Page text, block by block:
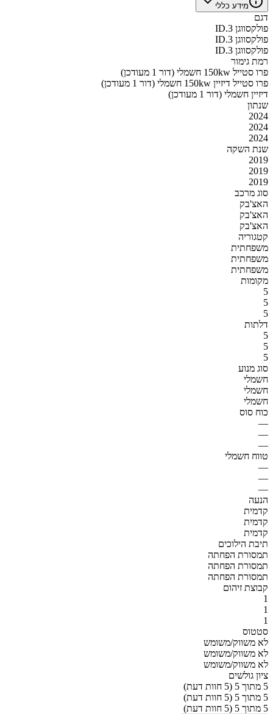
מידע כללי
דגם
פולקסווגן ID.3
פולקסווגן ID.3
פולקסווגן ID.3
רמת גימור
פרו סטייל 150kw חשמלי (דור 1 מעודכן)
פרו סטייל דיזיין 150kw חשמלי (דור 1 מעודכן)
דיזיין חשמלי (דור 1 מעודכן)
שנתון
2024
2024
2024
שנת השקה
2019
2019
2019
סוג מרכב
האצ'בק
האצ'בק
האצ'בק
קטגוריה
משפחתית
משפחתית
משפחתית
מקומות
5
5
5
דלתות
5
5
5
סוג מנוע
חשמלי
חשמלי
חשמלי
כוח סוס
—
—
—
טווח חשמלי
—
—
—
הנעה
קדמית
קדמית
קדמית
תיבת הילוכים
תמסורת הפחתה
תמסורת הפחתה
תמסורת הפחתה
קבוצת זיהום
1
1
1
סטטוס
לא משווק/משומש
לא משווק/משומש
לא משווק/משומש
ציון גולשים
5 מתוך 5 (5 חוות דעת)
5 מתוך 5 (5 חוות דעת)
5 מתוך 5 (5 חוות דעת)